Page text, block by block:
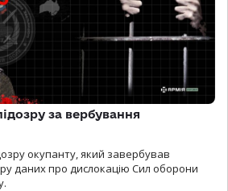
за вербування
окупанту, який завербував
даних про дислокацію Сил оборони